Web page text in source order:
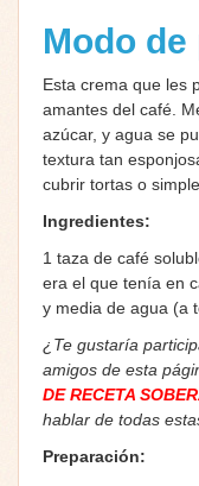
Modo
Esta crema que les
amantes del café.
azúcar, y agua se
textura tan
cubrir tortas o
Ingredientes:
1 taza de café
era el que tenía en
y media de agua (a
¿Te gustaría
amigos de esta
DE RECETA
hablar de todas
Preparación: